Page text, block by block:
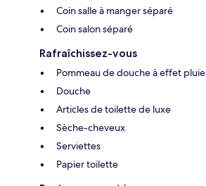
Coin salle à manger séparé
Coin salon séparé
Rafraîchissez-vous
Pommeau de douche à effet pluie
Douche
Articles de toilette de luxe
Sèche-cheveux
Serviettes
Papier toilette